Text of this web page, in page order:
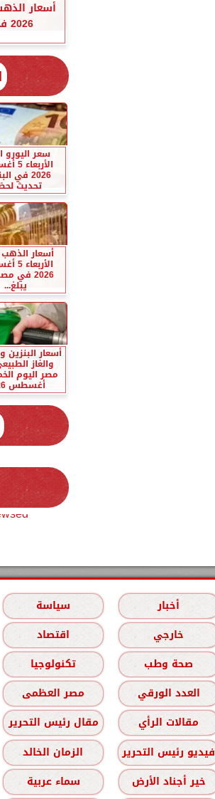
2026 في مصر.. كم يبلغ عيار...
سعر اليورو
2026 في
تحديث
أسعار الذهب
2026 في
يبلغ...
أسعار البنزين
والغاز
أغسطس 2026
أخبار سياسة
خارجي اقتصاد
صحة وطب تكنولوجيا
العدد الورقي مصر العظمى
مقالات الرأي مقال رئيس التحرير
فيديو رئيس التحرير الزمان الخالد
خير أجناد الأرض سماء عربية